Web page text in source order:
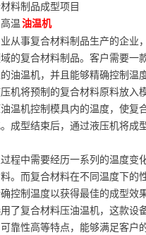
料制品成型项目
温 油温机
从事复合材料制品生产的企业
的复合材料制品。客户需要一
油温机，并且能够精确控制温
机将预制的复合材料原料放入
温机控制模具内的温度，使复
成型结束后，通过液压机将成
程中需要经历一系列的温度变
。而复合材料在不同温度下的
控制温度以获得最佳的成型效果
了复合材料压油温机，这款设
靠性高等特点，能够满足客户